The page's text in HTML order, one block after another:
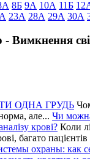
8Б 9А 10А 11Б
23А 28А 29А 30А
Вимкнення
ОДНА ГРУДЬ
але... Чи
крові? Коли
багато
охраны: как